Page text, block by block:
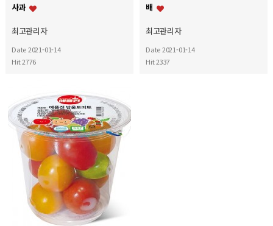
사과
최고관리자
Date 2021-01-14
Hit 2776
배
최고관리자
Date 2021-01-14
Hit 2337